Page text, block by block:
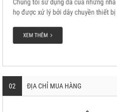
02 ĐỊA CHỈ MUA HÀNG